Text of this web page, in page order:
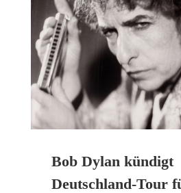
Bob Dylan kündigt
Deutschland-Tour